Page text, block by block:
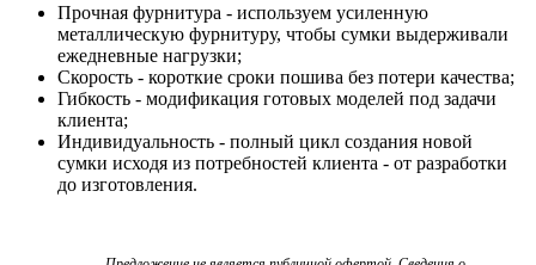
Прочная фурнитура - используем усиленную
металлическую фурнитуру, чтобы сумки выдерживали
ежедневные нагрузки;
Скорость - короткие сроки пошива без потери качества;
Гибкость - модификация готовых моделей под задачи
клиента;
Индивидуальность - полный цикл создания новой
сумки исходя из потребностей клиента - от разработки
до изготовления.